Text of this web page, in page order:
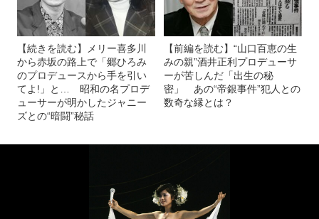
【続きを読む】メリー喜多川
から赤坂の路上で「郷ひろみ
のプロデュースから手を引い
てよ!」と… 昭和の名プロデ
ューサーが明かしたジャニー
ズとの“暗闘”秘話
【前編を読む】“山口百恵の生
みの親”酒井正利プロデューサ
ーが苦しんだ「出生の秘
密」 あの“帝銀事件”犯人との
数奇な縁とは？